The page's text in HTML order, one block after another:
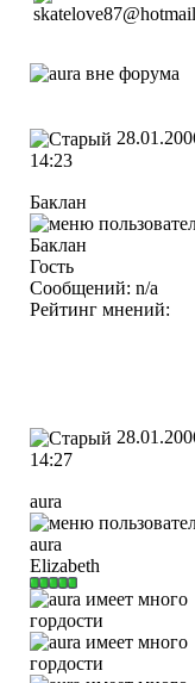
14:23
Баклан
Гость
Сообщений: n/a
Рейтинг мнений:
14:27
aura
Elizabeth